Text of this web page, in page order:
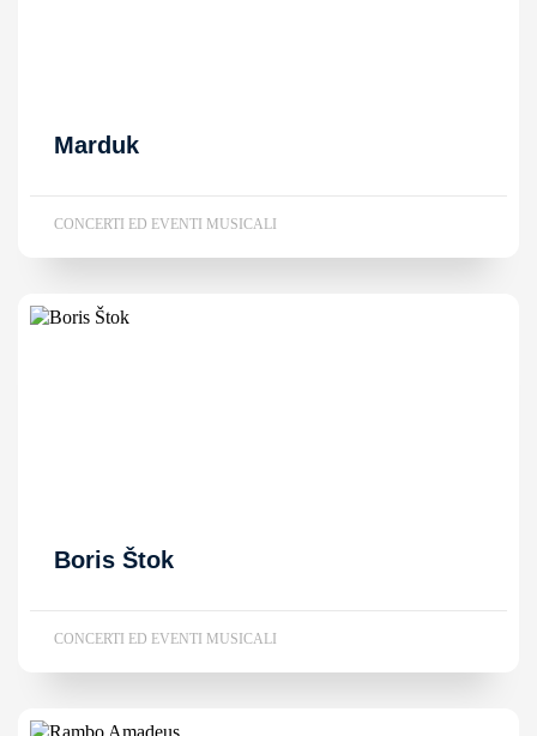
Marduk
CONCERTI ED EVENTI MUSICALI
Boris Štok
CONCERTI ED EVENTI MUSICALI